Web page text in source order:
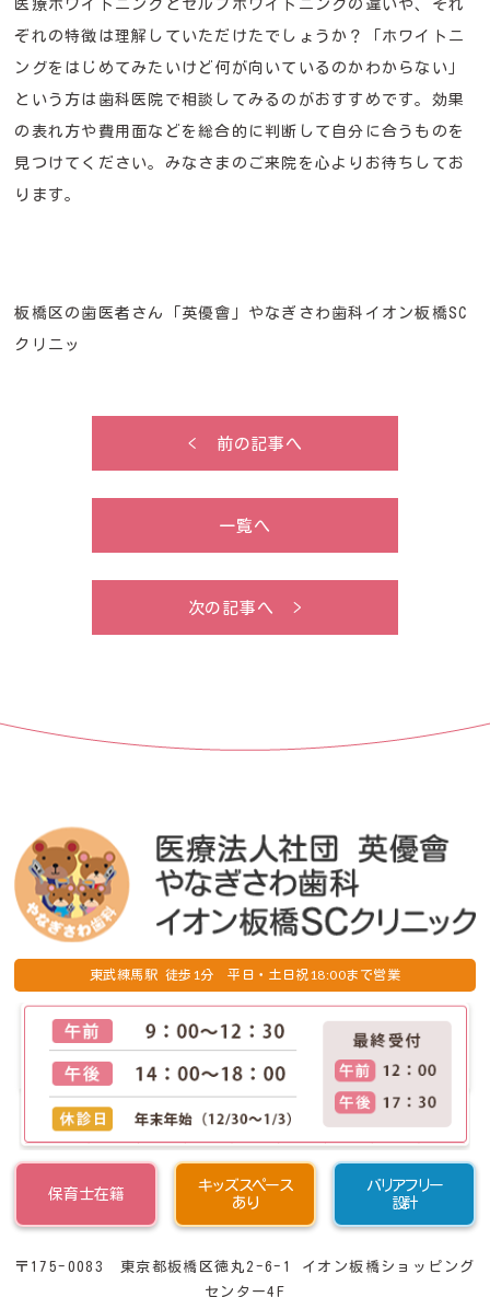
医療ホワイトニングとセルフホワイトニングの違いや、それ
ぞれの特徴は理解していただけたでしょうか？「ホワイトニ
ングをはじめてみたいけど何が向いているのかわからない」
という方は歯科医院で相談してみるのがおすすめです。効果
の表れ方や費用面などを総合的に判断して自分に合うものを
見つけてください。みなさまのご来院を心よりお待ちしてお
ります。
板橋区の歯医者さん「英優會」やなぎさわ歯科イオン板橋SC
クリニッ
< 前の記事へ
一覧へ
次の記事へ >
東武練馬駅 徒歩 1分 平日・土日祝 18:00まで営業
保育士在籍
キッズスペース
あり
バリアフリー
設計
〒175-0083 東京都板橋区徳丸2-6-1 イオン板橋ショッピング
センター4F